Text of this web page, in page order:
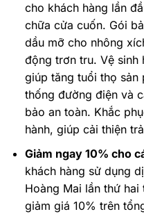
cho khách hàng lần
chữa cửa cuốn. Gói
dầu mỡ cho nhông
động trơn tru. Vệ sinh
giúp tăng tuổi thọ sản
thống đường điện và
bảo an toàn. Khắc
hành, giúp cải thiện
Giảm ngay 10% cho
khách hàng sử dụng
Hoàng Mai lần thứ
giảm giá 10% trên